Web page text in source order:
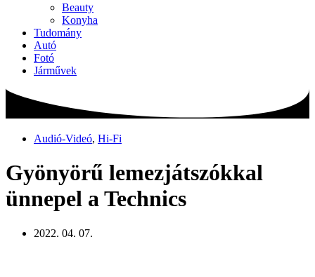
Beauty
Konyha
Tudomány
Autó
Fotó
Járművek
Audió-Videó, Hi-Fi
Gyönyörű lemezjátszókkal
ünnepel a Technics
2022. 04. 07.